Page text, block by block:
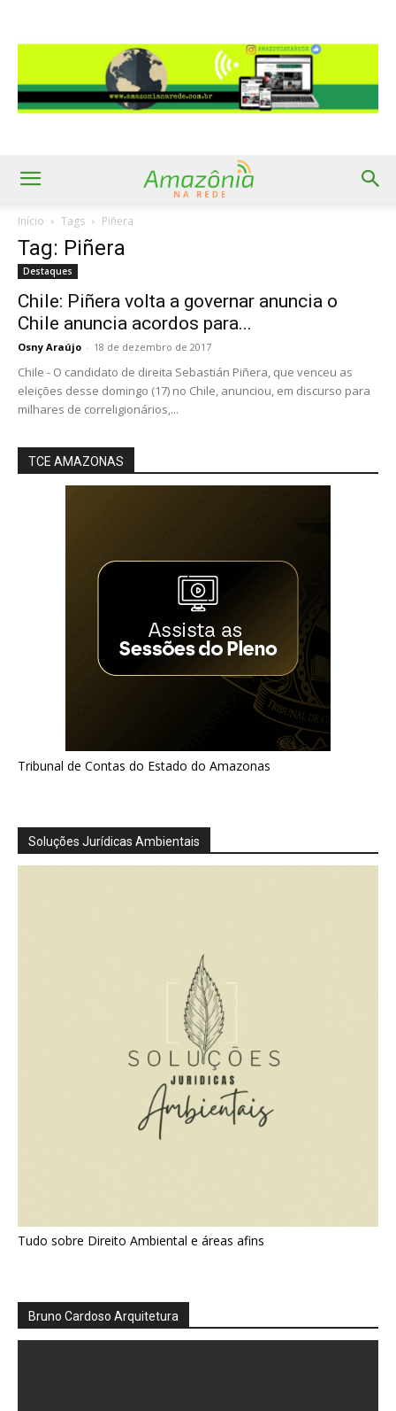
Início Tags Piñera
Tag: Piñera
Destaques
Chile: Piñera volta a governar anuncia o
Chile anuncia acordos para...
Osny Araújo - 18 de dezembro de 2017
Chile - O candidato de direita Sebastián Piñera, que venceu as
eleições desse domingo (17) no Chile, anunciou, em discurso para
milhares de correligionários,...
TCE AMAZONAS
Tribunal de Contas do Estado do Amazonas
Soluções Jurídicas Ambientais
Tudo sobre Direito Ambiental e áreas afins
Bruno Cardoso Arquitetura